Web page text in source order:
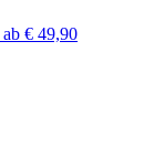
ab € 49,90